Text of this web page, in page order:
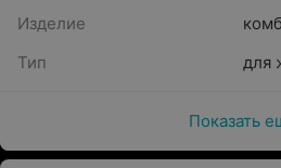
Изделие
Тип
для
Показать